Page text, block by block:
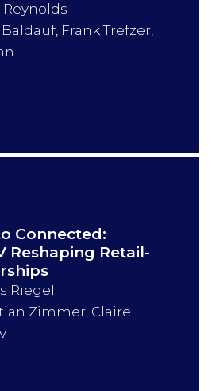
Frank Trefzer,
Connected:
Reshaping Retail-
Riegel
Zimmer, Claire